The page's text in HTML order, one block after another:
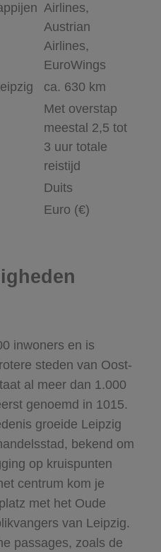
Airlines,
Austrian
Airlines,
EuroWings
ca. 630 km
Met overstap
meestal 2,5 tot
3 uur totale
reistijd
Duits
Euro (€)
inwoners en is
steden van Oost-
al meer dan 1.000
genoemd in 1015.
groeide Leipzig
bekend om
op kruispunten
centrum kom je
met het Oude
van Leipzig.
passages, zoals de